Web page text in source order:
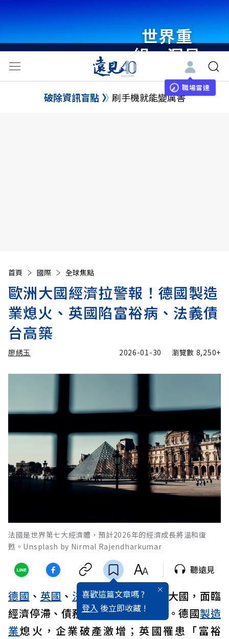
世界重
組・洞見
未來 與
世界領袖
職場雷達
破除資訊盲點 刷手機就能變厲害
首頁 國際 全球焦點
歐洲大國經濟拉警報！德國製造
業熄火、英國陷富裕病、法義債
台高築
廖綉玉 2026-01-30 瀏覽數 8,250+
法國是世界第七大經濟體，預計2026年的經濟成長將溫和復
甦。Unsplash by Nirmal Rajendharkumar
喜歡這篇文章嗎 ?
登入 後立即收藏 !
聽遠見
德國 、 英國 、 法國、義大利等歐洲大國，面臨
經濟停滯、債務攀升與結構性困境。德國製造
業熄火，企業破產激增；英國罹患「富裕